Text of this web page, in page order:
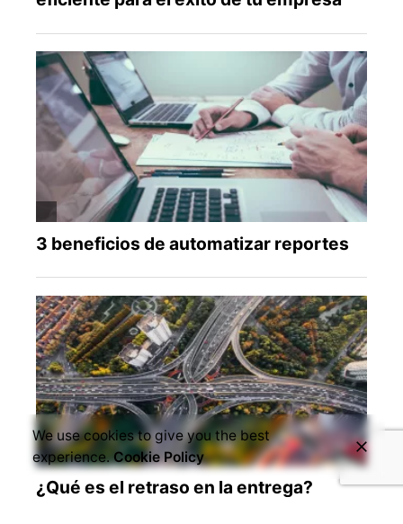
We use cookies to give you the best
experience.Cookie Policy